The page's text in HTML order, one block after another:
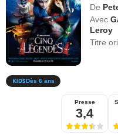
De
Avec
Leroy
Titre
Dès 6 ans
Presse
3,4